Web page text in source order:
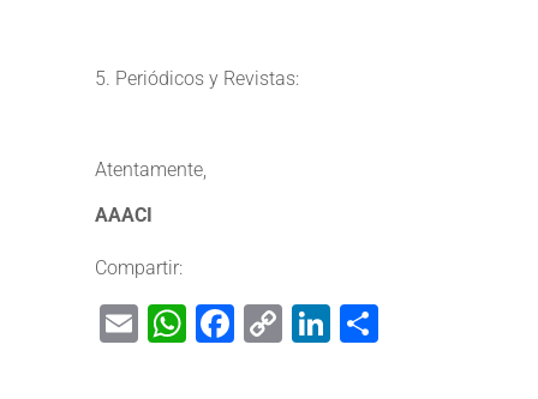
5. Periódicos y Revistas:
Atentamente,
AAACI
Compartir:
EmailWhatsApp
Facebook
CopyLinkedIn